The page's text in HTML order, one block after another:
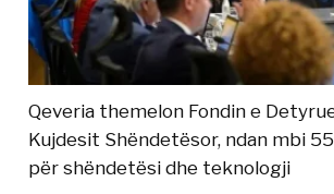
Qeveria themelon Fondin e
Kujdesit Shëndetësor, ndan mbi
për shëndetësi dhe teknologji